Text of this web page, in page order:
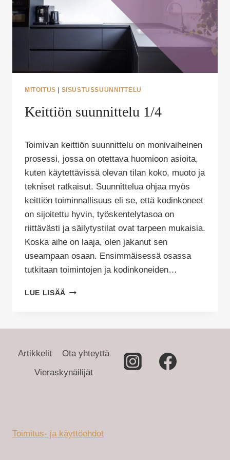
MITOITUS | SISUSTUSSUUNNITTELU
Keittiön suunnittelu 1/4
Puoliksi
Tehty
Toimivan keittiön suunnittelu on monivaiheinen
prosessi, jossa on otettava huomioon asioita,
kuten käytettävissä olevan tilan koko, muoto ja
tekniset ratkaisut. Suunnittelua ohjaa myös
keittiön toiminnallisuus eli se, että kodinkoneet
on sijoitettu hyvin, työskentelytasoa on
riittävästi ja säilytystilat ovat tarpeen mukaisia.
Koska aihe on laaja, olen jakanut sen
useampaan osaan. Ensimmäisessä osassa
tutkitaan toimintojen ja kodinkoneiden…
LUE LISÄÄ KEITTIÖN
Artikkelit
Ota yhteyttä
Vieraskynäilijät
Toimitus- ja käyttöehdot